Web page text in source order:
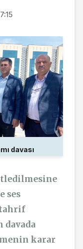
davası
ses
tahrif
davada
karar